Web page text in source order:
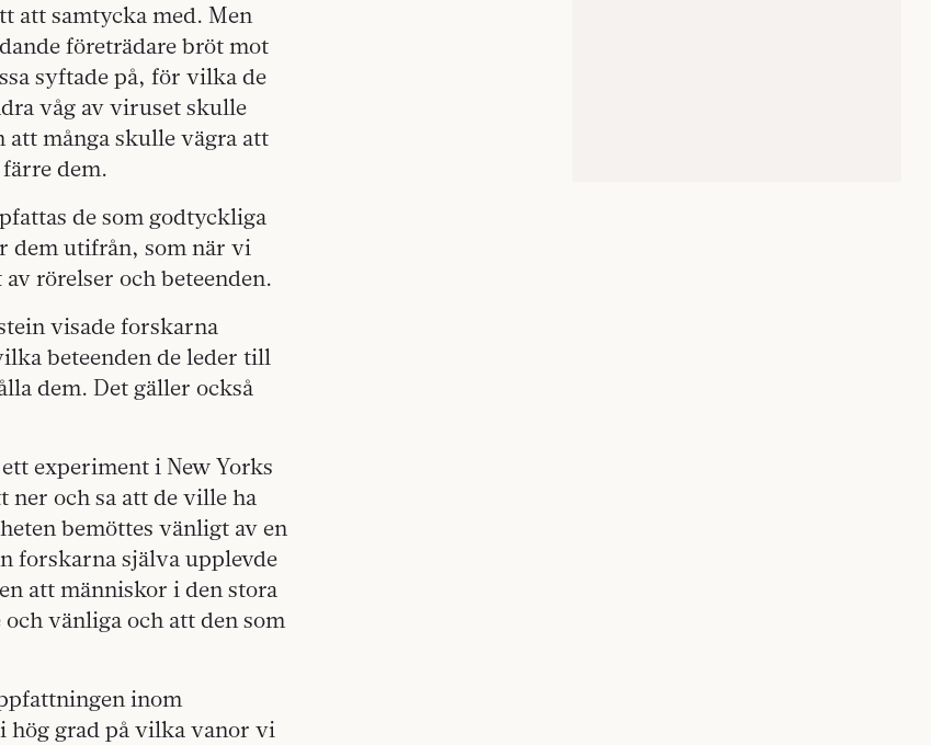
att samtycka med. Men
företrädare bröt mot
syftade på, för vilka de
våg av viruset skulle
många skulle vägra att
dem.
de som godtyckliga
dem utifrån, som när vi
rörelser och beteenden.
visade forskarna
beteenden de leder till
dem. Det gäller också
experiment i New Yorks
ner och sa att de ville ha
bemöttes vänligt av en
forskarna själva upplevde
att människor i den stora
vänliga och att den som
inom
hög grad på vilka vanor vi